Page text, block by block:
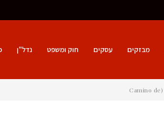
מבזקים עסקים חוק ומשפט נדל"ן